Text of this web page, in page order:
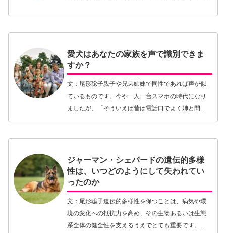
ポットが…【続きを読む】
愛犬はあなたの家族を声で識別できま
すか？
文：尾形聡子親子や兄弟姉妹で同性であれば声が似
ているものです。今や一人一台スマホの時代になり
ましたが、「そういえば昔は電話口でよく姉と間違
えられたな」とか、「お兄ちゃんとお父さんの声が
ジャーマン・シェパードの遺伝的多様
性は、いつどのようにして失われてい
ったのか
文：尾形聡子遺伝的多様性を保つことは、病気や環
境の変化への抵抗力を高め、その生物あるいは生態
系全体の健全性を支えるうえでとても重要です。し